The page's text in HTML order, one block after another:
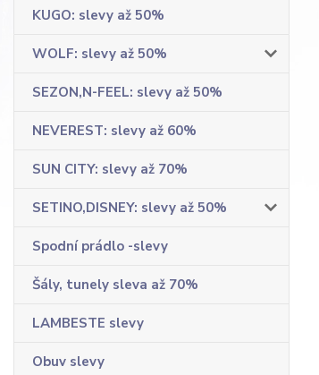
KUGO: slevy až 50%
WOLF: slevy až 50%
SEZON,N-FEEL: slevy až 50%
NEVEREST: slevy až 60%
SUN CITY: slevy až 70%
SETINO,DISNEY: slevy až 50%
Spodní prádlo -slevy
Šály, tunely sleva až 70%
LAMBESTE slevy
Obuv slevy